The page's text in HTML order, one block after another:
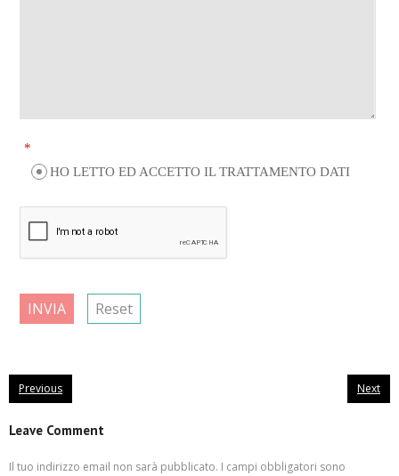
*
HO LETTO ED ACCETTO IL TRATTAMENTO DATI
INVIA Reset
Previous Next
Leave Comment
Il tuo indirizzo email non sarà pubblicato. I campi obbligatori sono